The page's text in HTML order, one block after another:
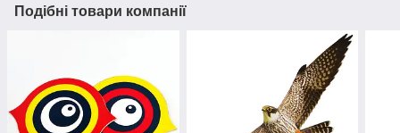
Подібні товари компанії